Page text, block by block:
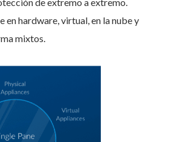
en hardware, virtual, en la nube y
mixtos.